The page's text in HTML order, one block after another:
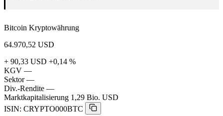
Bitcoin Kryptowährung
64.970,52 USD
+ 90,33 USD +0,14 %
KGV —
Sektor —
Div.-Rendite —
Marktkapitalisierung 1,29 Bio. USD
ISIN: CRYPTO000BTC